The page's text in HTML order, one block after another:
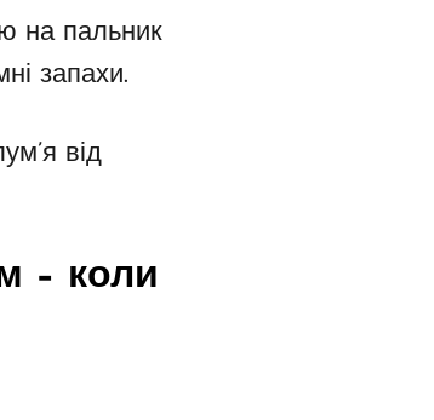
на пальник
запахи.
від
– коли